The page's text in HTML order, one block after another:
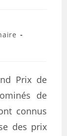
Prix de
de
connus
des prix